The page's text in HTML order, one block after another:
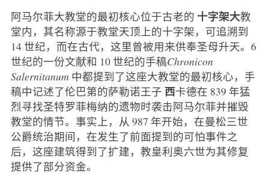
阿马尔菲大教堂的最初核心位于古老的 十字架大教
堂内，其名称源于教堂天顶上的十字架，可追溯到
14 世纪，而在古代，这里曾被用来供奉圣母升天。6
世纪的一份文献和 10 世纪的手稿Chronicon
Salernitanum 中都提到了这座大教堂的最初核心，手
稿中记述了伦巴第的萨勒诺王子 西卡德在 839 年猛
烈寻找圣特罗菲梅纳的遗物时袭击阿马尔菲并摧毁
教堂的情节。事实上，从 987 年开始，在曼松三世
公爵统治期间，在发生了前面提到的可怕事件之
后，这座建筑得到了扩建，教皇利奥六世为其修复
提供了部分资金。